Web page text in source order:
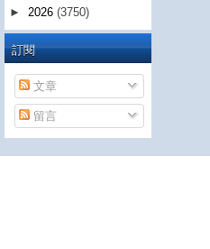
► 2026 (3750)
訂閱
文章
留言